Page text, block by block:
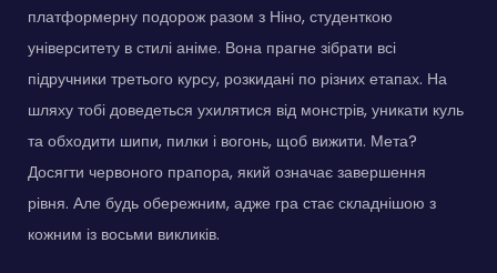
платформерну подорож разом з Ніно, студенткою
університету в стилі аніме. Вона прагне зібрати всі
підручники третього курсу, розкидані по різних етапах. На
шляху тобі доведеться ухилятися від монстрів, уникати куль
та обходити шипи, пилки і вогонь, щоб вижити. Мета?
Досягти червоного прапора, який означає завершення
рівня. Але будь обережним, адже гра стає складнішою з
кожним із восьми викликів.